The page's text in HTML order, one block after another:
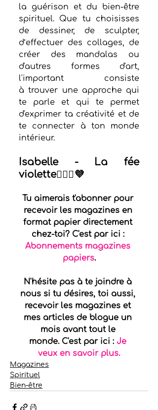
la guérison et du bien-être
spirituel. Que tu choisisses
de dessiner, de sculpter,
d’effectuer des collages, de
créer des mandalas ou
d'autres formes d'art,
l'important consiste
à trouver une approche qui
te parle et qui te permet
d'exprimer ta créativité et de
te connecter à ton monde
intérieur.
Isabelle - La fée
violette🧚🏻‍♀️💜
Tu aimerais t'abonner pour
recevoir les magazines en
format papier directement
chez-toi? C'est par ici :
Abonnements magazines
papiers.
N'hésite pas à te joindre à
nous si tu désires, toi aussi,
recevoir les magazines et
mes articles de blogue un
mois avant tout le
monde. C'est par ici : Je
veux en savoir plus.
Magazines
Spirituel
Bien-être